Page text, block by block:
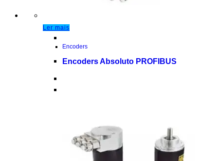
Ler mais
Encoders
Encoders Absoluto PROFIBUS